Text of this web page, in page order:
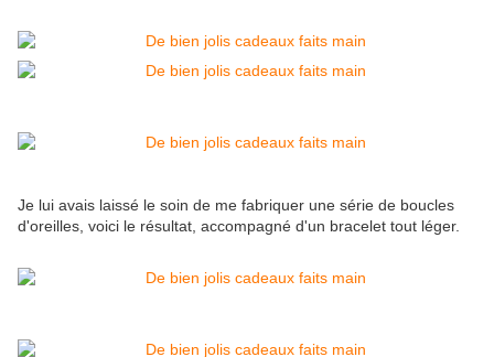
Je lui avais laissé le soin de me fabriquer une série de boucles
d'oreilles, voici le résultat, accompagné d'un bracelet tout léger.